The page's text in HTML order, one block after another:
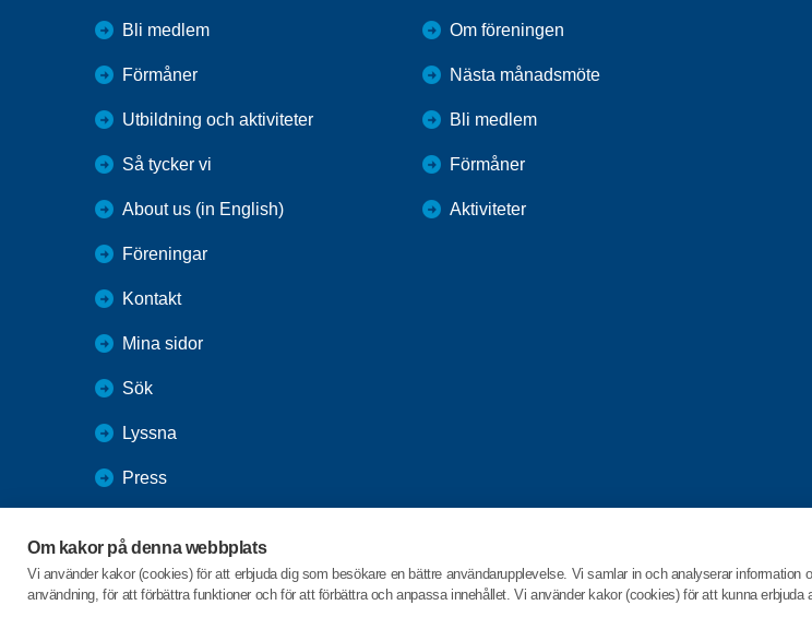
Om kakor på denna webbplats
Vi använder kakor (cookies) för att erbjuda dig som besökare en bättre användarupplevelse. Vi samlar in och analyserar information
användning, för att förbättra funktioner och för att förbättra och anpassa innehållet. Vi använder kakor (cookies) för att kunna erbjuda
Bli medlem
Förmåner
Utbildning och aktiviteter
Så tycker vi
About us (in English)
Föreningar
Kontakt
Mina sidor
Sök
Lyssna
Press
SPF Seniorernas intranät
Om föreningen
Nästa månadsmöte
Bli medlem
Förmåner
Aktiviteter